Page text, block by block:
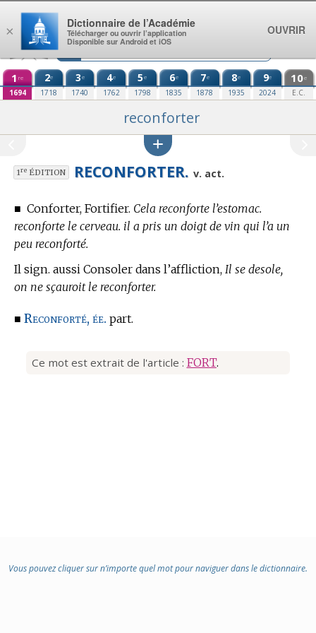
Aller au contenu
1 re
1694
2e
1718
3e
1740
4e
1762
5e
1798
6e
1835
7e
1878
8e
1935
9e
2024
10e
E.C.
reconforter
1reÉDITION RECONFORTER. v. act.
■ Conforter, Fortifier. Cela reconforte l’estomac.
reconforte le cerveau. il a pris un doigt de vin qui l’a un
peu reconforté.
Il sign. aussi Consoler dans l’affliction, Il se desole,
on ne sçauroit le reconforter.
■ Reconforté, ée. part.
Ce mot est extrait de l'article : FORT.
Vous pouvez cliquer sur n’importe quel mot pour naviguer dans le dictionnaire.
×
Dictionnaire de l’Académie
Télécharger ou ouvrir l’application
Disponible sur Android et iOS
OUVRIR